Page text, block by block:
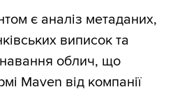
є аналіз метаданих,
виписок та
облич, що
Maven від компанії